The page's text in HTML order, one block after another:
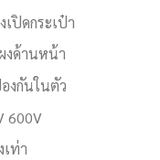
ปิดกระเป๋า
งด้านหน้า
งกันในตัว
600V
ท่า